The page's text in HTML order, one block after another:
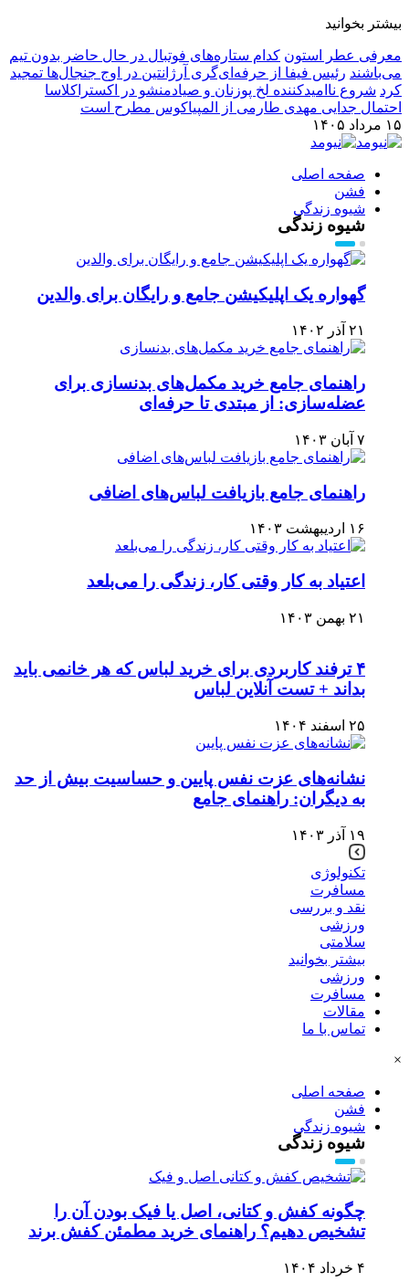
بیشتر بخوانید
معرفی عطر استون کدام ستاره‌های فوتبال در حال حاضر بدون تیم
می‌باشند رئیس فیفا از حرفه‌ای‌گری آرژانتین در اوج جنجال‌ها تمجید
کرد شروع ناامیدکننده لخ پوزنان و صیادمنشو در اکستراکلاسا
احتمال جدایی مهدی طارمی از المپیاکوس مطرح است
۱۵ مرداد ۱۴۰۵
صفحه اصلی
فشن
شیوه زندگی
شیوه زندگی
گهواره یک اپلیکیشن جامع و رایگان برای والدین
۲۱ آذر ۱۴۰۲
راهنمای جامع خرید مکمل‌های بدنسازی برای
عضله‌سازی: از مبتدی تا حرفه‌ای
۷ آبان ۱۴۰۳
راهنمای جامع بازیافت لباس‌های اضافی
۱۶ اردیبهشت ۱۴۰۳
اعتیاد به کار وقتی کار، زندگی را می‌بلعد
۲۱ بهمن ۱۴۰۳
۴ ترفند کاربردی برای خرید لباس که هر خانمی باید
بداند + تست آنلاین لباس
۲۵ اسفند ۱۴۰۴
نشانه‌های عزت نفس پایین و حساسیت بیش از حد
به دیگران: راهنمای جامع
۱۹ آذر ۱۴۰۳
تکنولوژی
مسافرت
نقد و بررسی
ورزشی
سلامتی
بیشتر بخوانید
ورزشی
مسافرت
مقالات
تماس با ما
×
صفحه اصلی
فشن
شیوه زندگی
شیوه زندگی
چگونه کفش و کتانی، اصل یا فیک بودن آن را
تشخیص دهیم؟ راهنمای خرید مطمئن کفش برند
۴ خرداد ۱۴۰۴